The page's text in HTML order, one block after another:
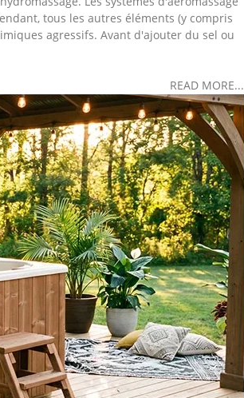
tous les autres éléments (y compris
agressifs. Avant d'ajouter du sel ou
READ MORE...